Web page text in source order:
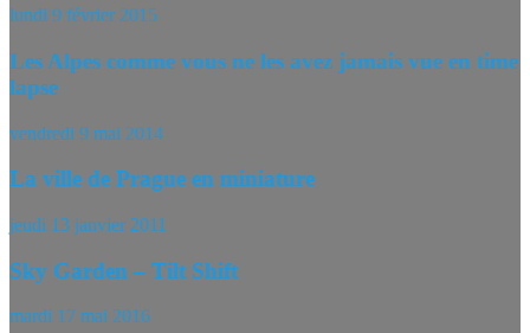
lundi 9 février 2015
Les Alpes comme vous ne les avez jamais vue en time
lapse
vendredi 9 mai 2014
La ville de Prague en miniature
jeudi 13 janvier 2011
Sky Garden – Tilt Shift
mardi 17 mai 2016